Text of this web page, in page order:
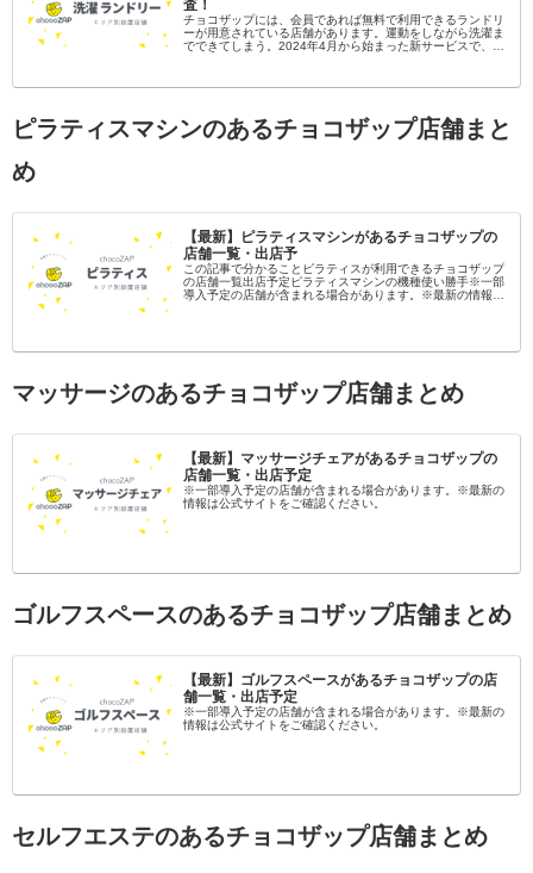
査！
チョコザップには、会員であれば無料で利用できるランドリ
ーが用意されている店舗があります。運動をしながら洗濯ま
でできてしまう。2024年4月から始まった新サービスで、設
ピラティスマシンのあるチョコザップ店舗まと
め
【最新】ピラティスマシンがあるチョコザップの
店舗一覧・出店予
この記事で分かることピラティスが利用できるチョコザップ
の店舗一覧出店予定ピラティスマシンの機種使い勝手※一部
導入予定の店舗が含まれる場合があります。※最新の情報は
マッサージのあるチョコザップ店舗まとめ
【最新】マッサージチェアがあるチョコザップの
店舗一覧・出店予定
※一部導入予定の店舗が含まれる場合があります。※最新の
情報は公式サイトをご確認ください。
ゴルフスペースのあるチョコザップ店舗まとめ
【最新】ゴルフスペースがあるチョコザップの店
舗一覧・出店予定
※一部導入予定の店舗が含まれる場合があります。※最新の
情報は公式サイトをご確認ください。
セルフエステのあるチョコザップ店舗まとめ